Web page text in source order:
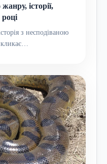
історії,
з несподіваною